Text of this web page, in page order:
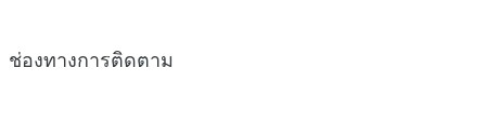
ช่องทางการติดตาม